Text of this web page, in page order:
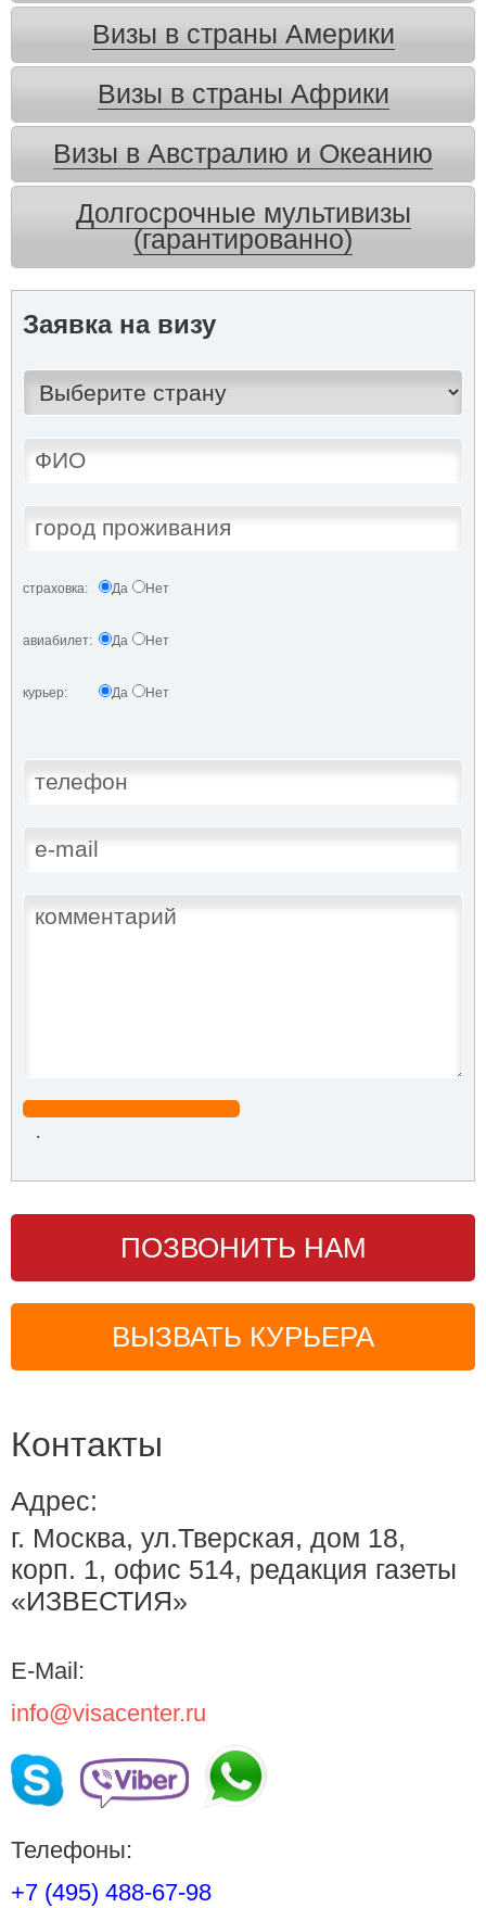
Визы в страны Америки
Визы в страны Африки
Визы в Австралию и Океанию
Долгосрочные мультивизы
(гарантированно)
Заявка на визу
страховка: Да Нет
авиабилет: Да Нет
курьер: Да Нет
.
ПОЗВОНИТЬ НАМ
ВЫЗВАТЬ КУРЬЕРА
Контакты
Адрес:
г. Москва, ул.Тверская, дом 18,
корп. 1, офис 514, редакция газеты
«ИЗВЕСТИЯ»
E-Mail:
info@visacenter.ru
Телефоны:
+7 (495) 488-67-98